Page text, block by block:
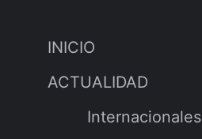
INICIO
ACTUALIDAD
Internacionales